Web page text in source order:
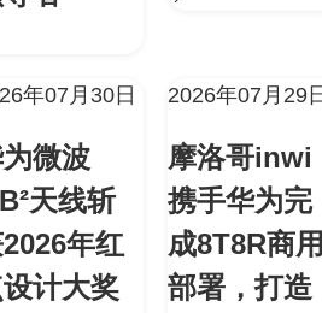
年07月30日
微波
天线斩
年红
设计大奖
2026年07月29
摩洛哥inwi
携手华为完
成8T8R商
部署，打造